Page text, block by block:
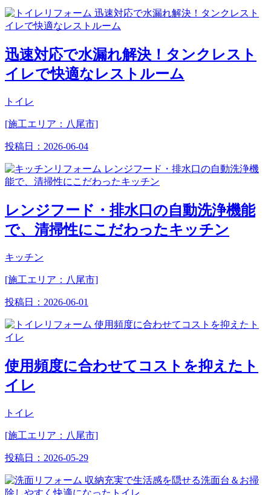
迅速対応で水漏れ解決！タンクレスト
イレで快適なレストルーム
トイレ
[施工エリア：八尾市]
投稿日： 2026-06-04
レンジフード・排水口の自動洗浄機能
で、清掃性にこだわったキッチン
キッチン
[施工エリア：八尾市]
投稿日： 2026-06-01
使用頻度に合わせてコストを抑えたト
イレ
トイレ
[施工エリア：八尾市]
投稿日： 2026-05-29